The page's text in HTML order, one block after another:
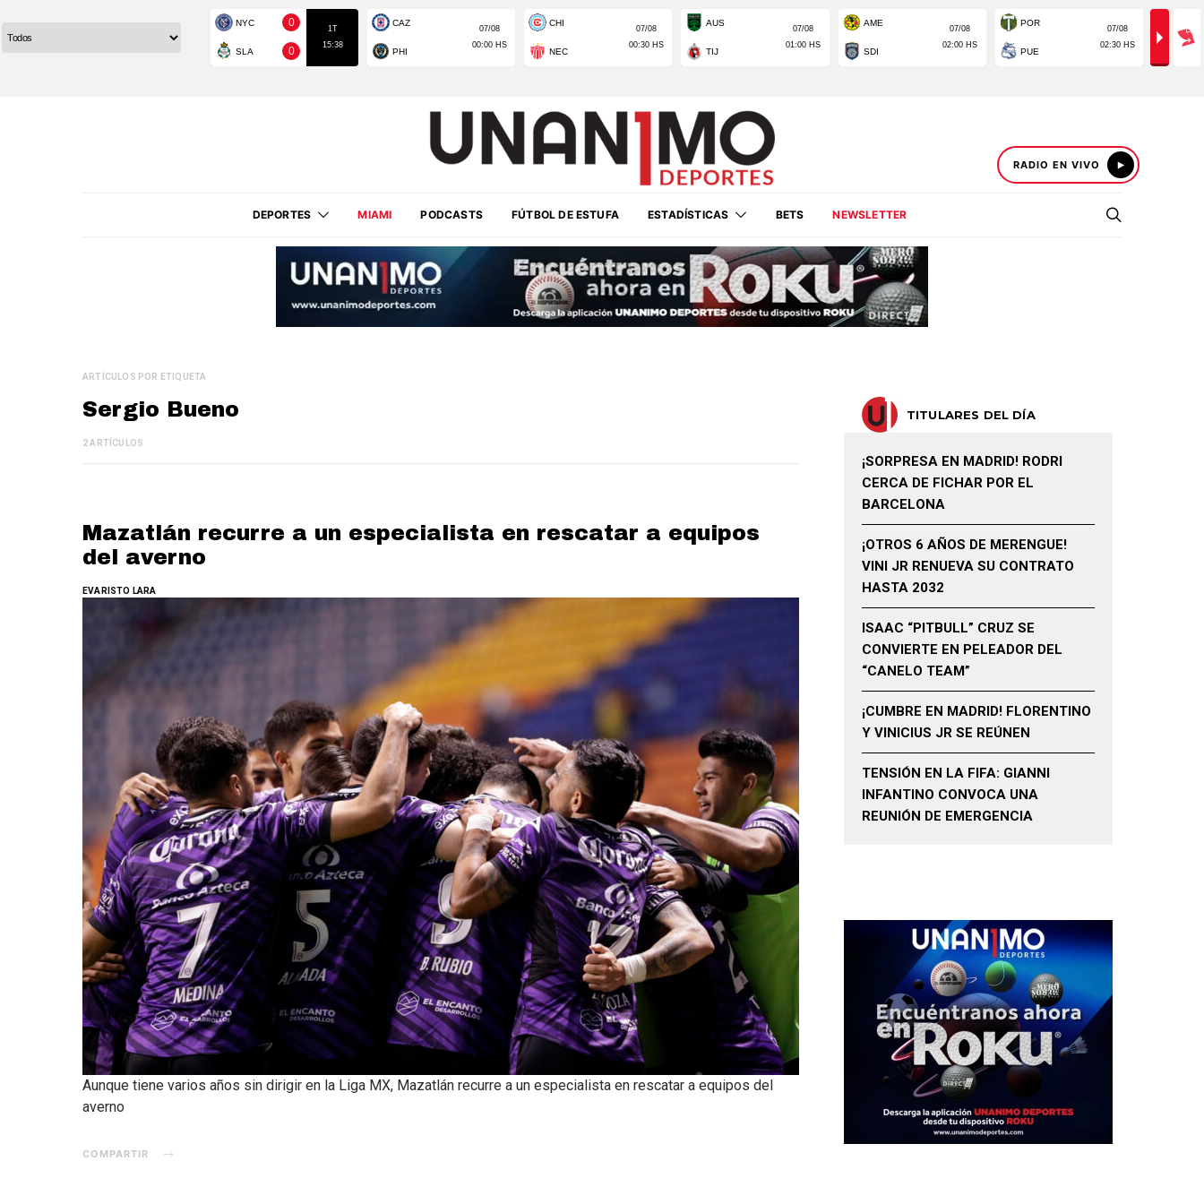
RADIO EN VIVO
DEPORTES MIAMI PODCASTS FÚTBOL DE ESTUFA ESTADÍSTICAS BETS NEWSLETTER
ARTÍCULOS POR ETIQUETA
Sergio Bueno
2 ARTÍCULOS
Mazatlán recurre a un especialista en rescatar a equipos
del averno
EVARISTO LARA
Aunque tiene varios años sin dirigir en la Liga MX, Mazatlán recurre a un especialista en rescatar a equipos del
averno
COMPARTIR
TITULARES DEL DÍA
¡SORPRESA EN MADRID! RODRI
CERCA DE FICHAR POR EL
BARCELONA
¡OTROS 6 AÑOS DE MERENGUE!
VINI JR RENUEVA SU CONTRATO
HASTA 2032
ISAAC “PITBULL” CRUZ SE
CONVIERTE EN PELEADOR DEL
“CANELO TEAM”
¡CUMBRE EN MADRID! FLORENTINO
Y VINICIUS JR SE REÚNEN
TENSIÓN EN LA FIFA: GIANNI
INFANTINO CONVOCA UNA
REUNIÓN DE EMERGENCIA